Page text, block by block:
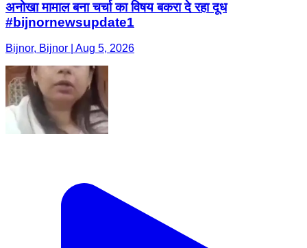
अनोखा मामाल बना चर्चा का विषय बकरा दे रहा दूध
#bijnornewsupdate1
Bijnor, Bijnor | Aug 5, 2026